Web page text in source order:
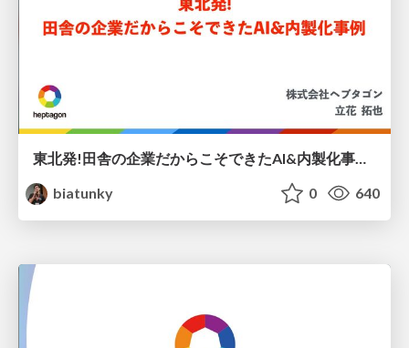
東北発!田舎の企業だからこそできたAI&内製化事例 / relight local Ehime
biatunky
0 640